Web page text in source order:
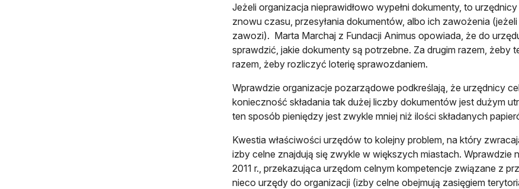
Jeżeli organizacja nieprawidłowo wypełni dokumenty, to
znowu czasu, przesyłania dokumentów, albo ich zawożenia
zawozi). Marta Marchaj z Fundacji Animus opowiada, że do
sprawdzić, jakie dokumenty są potrzebne. Za drugim razem, żeby
razem, żeby rozliczyć loterię sprawozdaniem.
Wprawdzie organizacje pozarządowe podkreślają, że urzędnicy
konieczność składania tak dużej liczby dokumentów jest dużym
ten sposób pieniędzy jest zwykle mniej niż ilości składanych
Kwestia właściwości urzędów to kolejny problem, na który
izby celne znajdują się zwykle w większych miastach.
2011 r., przekazująca urzędom celnym kompetencje związane z
nieco urzędy do organizacji (izby celne obejmują zasięgiem